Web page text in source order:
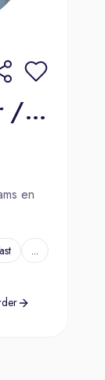
Werkvoorbereider / Planner Jachtschilderen | Amsterdam
en
...